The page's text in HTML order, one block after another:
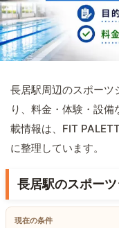
長居駅周辺のスポーツ
り、料金・体験・設
載情報は、FIT
に整理しています。
長居駅のスポー
現在の条件